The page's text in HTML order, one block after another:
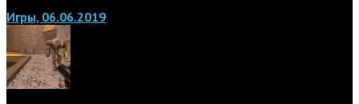
Игры, 06.06.2019